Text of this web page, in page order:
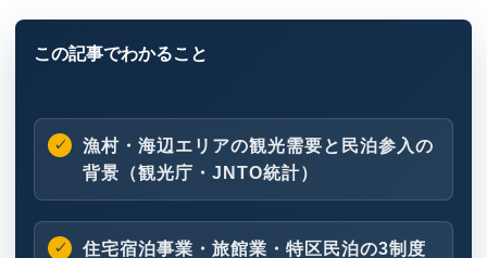
漁村・海辺エリアの観光需要と民泊参入の
背景（観光庁・JNTO統計）
住宅宿泊事業・旅館業・特区民泊の3制度